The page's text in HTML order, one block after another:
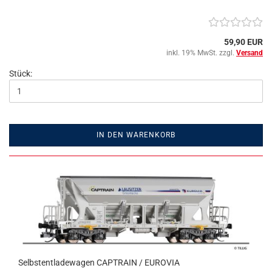
59,90 EUR
inkl. 19% MwSt. zzgl. Versand
Stück:
IN DEN WARENKORB
Selbstentladewagen CAPTRAIN / EUROVIA